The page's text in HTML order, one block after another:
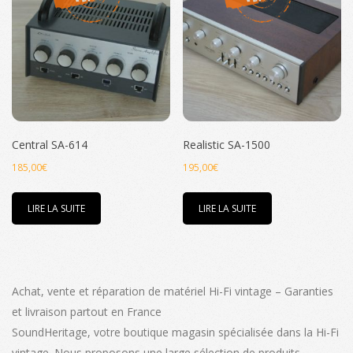
peuvent
être
choisies
sur
la
page
Central SA-614
185,00€
LIRE LA SUITE
Realistic SA-1500
195,00€
LIRE LA SUITE
Achat, vente et réparation de matériel Hi-Fi vintage – Garanties
et livraison partout en France
SoundHeritage, votre boutique magasin spécialisée dans la Hi-Fi